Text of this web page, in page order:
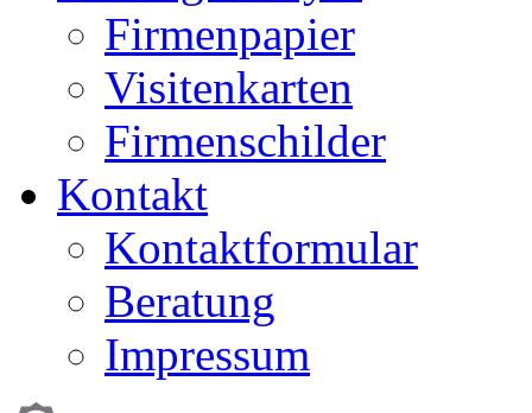
Firmenpapier
Visitenkarten
Firmenschilder
Kontakt
Kontaktformular
Beratung
Impressum